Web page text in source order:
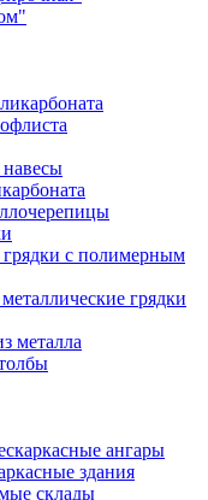
с полимерным
грядки
металла
ангары
здания
склады